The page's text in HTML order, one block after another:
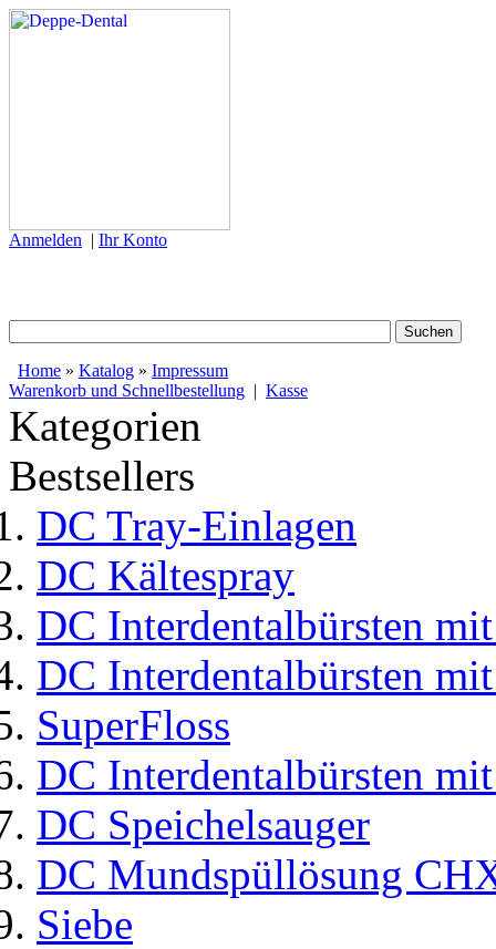
Anmelden | Ihr Konto
Home » Katalog » Impressum
Warenkorb und Schnellbestellung | Kasse
Kategorien
Bestsellers
DC Tray-Einlagen
DC Kältespray
DC Interdentalbürsten
DC Interdentalbürsten
SuperFloss
DC Interdentalbürsten
DC Speichelsauger
DC Mundspüllösung
Siebe